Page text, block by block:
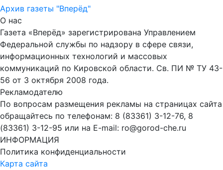
Архив газеты "Вперёд"
О нас
Газета «Вперёд» зарегистрирована Управлением
Федеральной службы по надзору в сфере связи,
информационных технологий и массовых
коммуникаций по Кировской области. Св. ПИ № ТУ 43-
56 от 3 октября 2008 года.
Рекламодателю
По вопросам размещения рекламы на страницах сайта
обращайтесь по телефонам: 8 (83361) 3-12-76, 8
(83361) 3-12-95 или на E-mail: ro@gorod-che.ru
ИНФОРМАЦИЯ
Политика конфиденциальности
Карта сайта